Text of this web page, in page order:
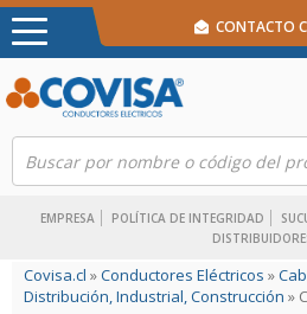
EMPRESA POLÍTICA DE INTEGRIDAD
CONTACTO
Covisa.cl »Conductores Eléctricos »
Distribución, Industrial, Construcción »